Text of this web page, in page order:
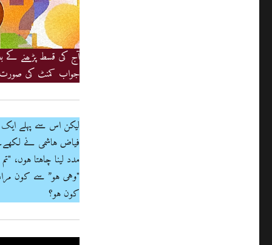
آج کی قسط پڑھنے کے
جواب کمنٹ کی صورت
فیاض ہاشمی نے
مدد لینا چاہتا ہوں،
"وہی ہو” سے کون
کون ہو؟